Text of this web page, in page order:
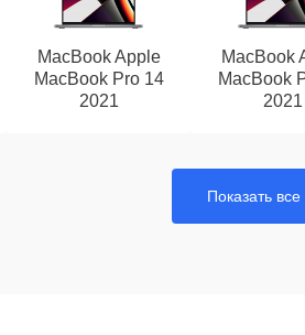
MacBook Apple
MacBook Pro 14
2021
MacBook
MacBook
2021
Показать